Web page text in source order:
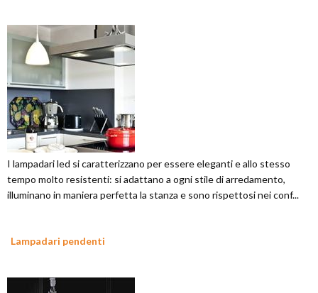
I lampadari led si caratterizzano per essere eleganti e allo stesso
tempo molto resistenti: si adattano a ogni stile di arredamento,
illuminano in maniera perfetta la stanza e sono rispettosi nei conf...
Lampadari pendenti